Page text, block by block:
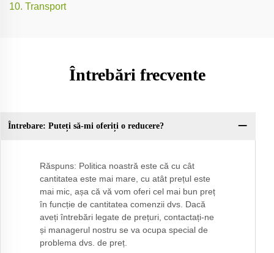
10. Transport
Întrebări frecvente
Întrebare: Puteți să-mi oferiți o reducere?
Răspuns: Politica noastră este că cu cât
cantitatea este mai mare, cu atât prețul este
mai mic, așa că vă vom oferi cel mai bun preț
în funcție de cantitatea comenzii dvs. Dacă
aveți întrebări legate de prețuri, contactați-ne
și managerul nostru se va ocupa special de
problema dvs. de preț.